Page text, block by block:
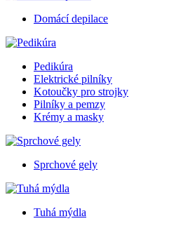
Domácí depilace
Pedikúra
Elektrické pilníky
Kotoučky pro strojky
Pilníky a pemzy
Krémy a masky
Sprchové gely
Tuhá mýdla